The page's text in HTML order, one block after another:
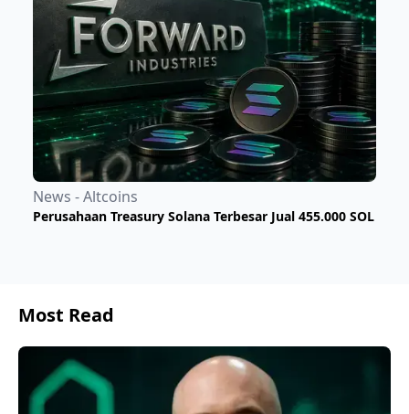
News - Altcoins
Perusahaan Treasury Solana Terbesar Jual 455.000 SOL
Most Read